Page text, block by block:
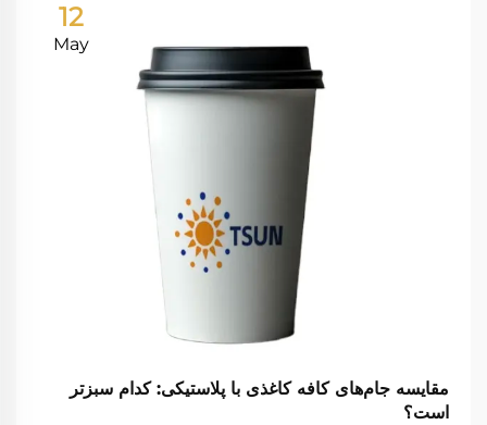
12
May
مقایسه جام‌های کافه کاغذی با پلاستیکی: کدام سبزتر
است؟